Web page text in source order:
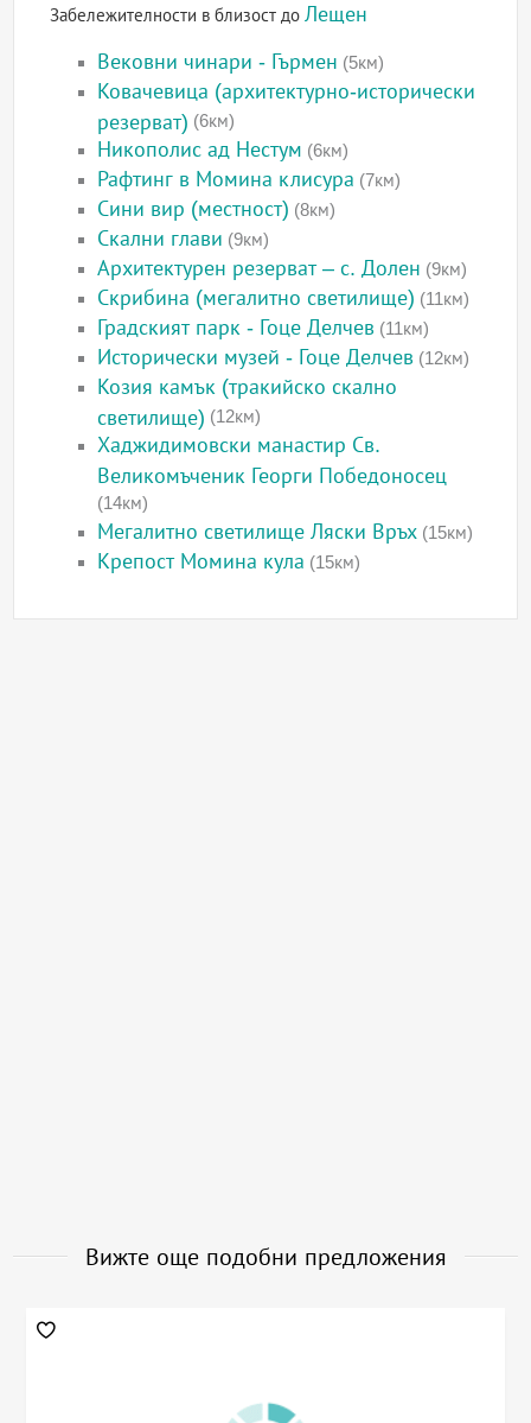
Забележителности в близост до Лещен
Вековни чинари - Гърмен (5км)
Ковачевица (архитектурно-исторически
резерват) (6км)
Никополис ад Нестум (6км)
Рафтинг в Момина клисура (7км)
Сини вир (местност) (8км)
Скални глави (9км)
Архитектурен резерват – с. Долен (9км)
Скрибина (мегалитно светилище) (11км)
Градският парк - Гоце Делчев (11км)
Исторически музей - Гоце Делчев (12км)
Козия камък (тракийско скално
светилище) (12км)
Хаджидимовски манастир Св.
Великомъченик Георги Победоносец
(14км)
Мегалитно светилище Ляски Връх (15км)
Крепост Момина кула (15км)
Вижте още подобни предложения